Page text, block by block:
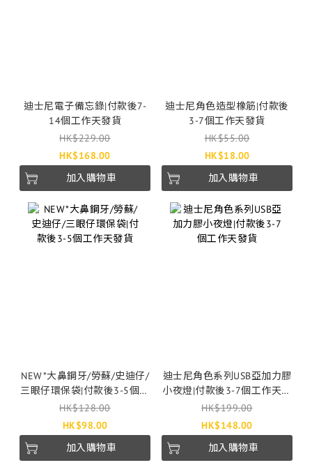
迪士尼電子備忘錄|付款後7-
14個工作天發貨
HK$229.00
HK$168.00
加入購物車
迪士尼角色造型橡筋|付款後
3-7個工作天發貨
HK$55.00
HK$18.00
加入購物車
NEW*大鼻鋼牙/勞蘇/史迪仔/
三眼仔環保袋|付款後3-5個工
作天發貨
HK$128.00
HK$98.00
加入購物車
迪士尼角色系列USB亞加力膠
小夜燈|付款後3-7個工作天發
貨
HK$199.00
HK$148.00
加入購物車